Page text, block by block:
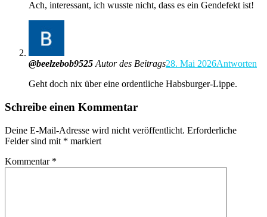
Ach, interessant, ich wusste nicht, dass es ein Gendefekt ist!
@beelzebob9525 Autor des Beitrags28. Mai 2026Antworten
Geht doch nix über eine ordentliche Habsburger-Lippe.
Schreibe einen Kommentar
Deine E-Mail-Adresse wird nicht veröffentlicht. Erforderliche
Felder sind mit * markiert
Kommentar *